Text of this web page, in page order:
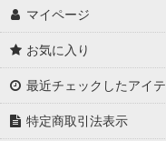
マイページ
お気に入り
最近チェックしたアイ
特定商取引法表示